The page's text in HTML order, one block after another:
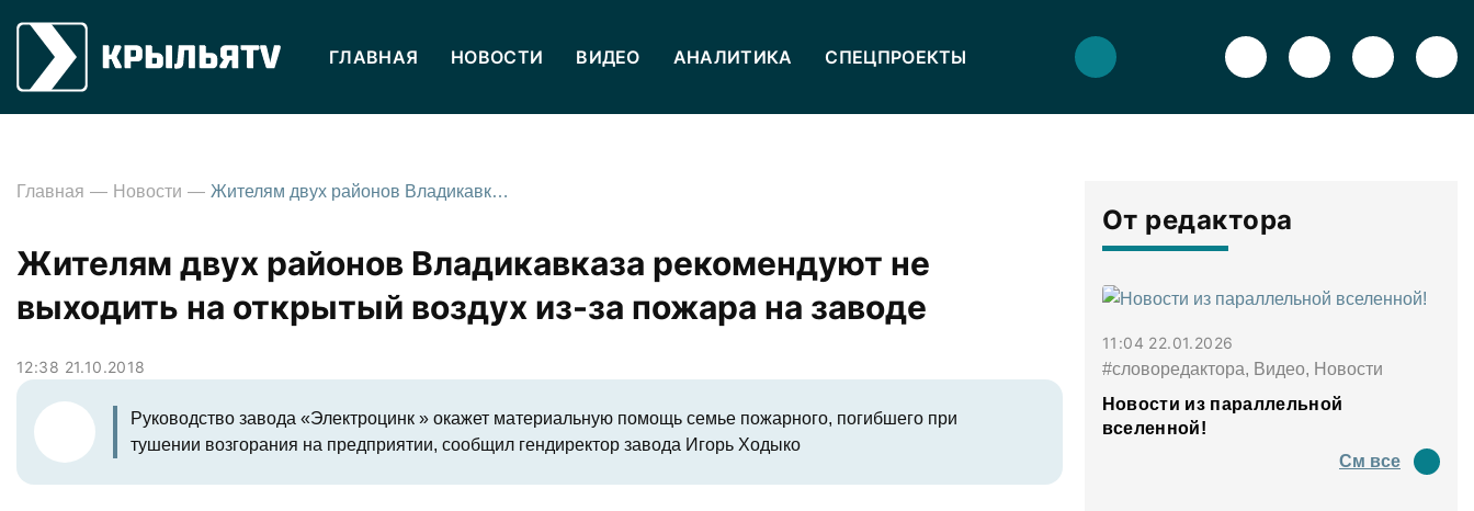
ГЛАВНАЯ НОВОСТИ ВИДЕО АНАЛИТИКА СПЕЦПРОЕКТЫ
Главная Новости Жителям двух районов Владикавказа рекомендуют не выходить на открытый воздух из-за пожара на заводе
Жителям двух районов Владикавказа рекомендуют не
выходить на открытый воздух из-за пожара на заводе
12:38 21.10.2018
Руководство завода «Электроцинк » окажет материальную помощь семье пожарного, погибшего при
тушении возгорания на предприятии, сообщил гендиректор завода Игорь Ходыко
От редактора
11:04 22.01.2026
#словоредактора, Видео, Новости
Новости из параллельной
вселенной!
См все